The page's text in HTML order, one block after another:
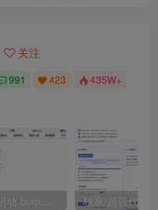
关注
991 423 435W+
mingdon 明动 burp插件0.2.6版本 本地时间校验去除版